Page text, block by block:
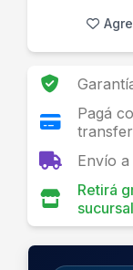
Pagá
Envío
Retirá